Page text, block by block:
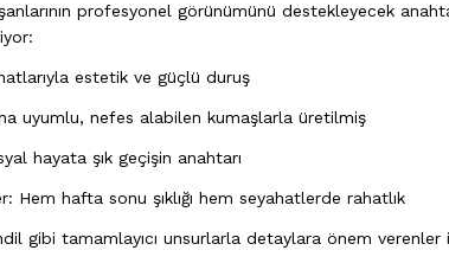
profesyonel görünümünü destekleyecek
estetik ve güçlü duruş
uyumlu, nefes alabilen kumaşlarla üretilmiş
hayata şık geçişin anahtarı
hafta sonu şıklığı hem seyahatlerde rahatlık
gibi tamamlayıcı unsurlarla detaylara önem verenler